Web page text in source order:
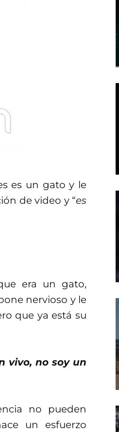
es un gato y le
de video y “es
era un gato,
nervioso y le
que ya está su
vivo, no soy un
no pueden
un esfuerzo